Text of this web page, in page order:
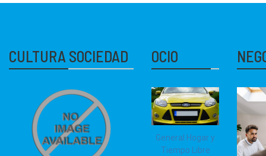
CULTURA SOCIEDAD OCIO
General Hogar y
Tiempo Libre